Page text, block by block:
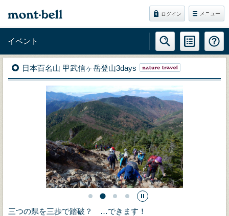
ログイン メニュー
イベント
日本百名山 甲武信ヶ岳登山3days
三つの県を三歩で踏破？ …できます！